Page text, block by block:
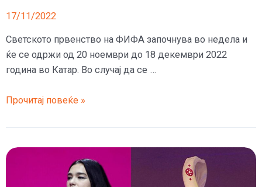
17/11/2022
Светското првенство на ФИФА започнува во недела и
ќе се одржи од 20 ноември до 18 декември 2022
година во Катар. Во случај да се …
За
среден
прст,
бакнување
Прочитај повеќе »